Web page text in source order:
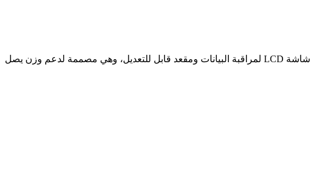
دراجة تمارين منزلية مريحة تتميز بمقاومة مغناطيسية قابلة للتعديل وتوافق مع تطبيق FS Workout الذكي لتتبع الأداء. تحتوي على شاشة LCD لمراقبة البيانات ومقعد قابل للتعديل، وهي مصممة لدعم وزن يصل